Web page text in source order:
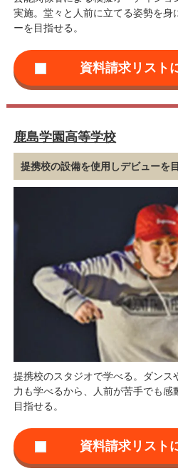
実施。堂々と人前に立てる姿勢を身
ーを目指せる。
鹿島学園高等学校
提携校の設備を使用しデビューを
提携校のスタジオで学べる。ダンス
力も学べるから、人前が苦手でも感
目指せる。